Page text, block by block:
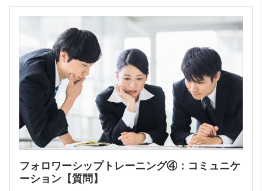
フォロワーシップトレーニング④：コミュニケ
ーション【質問】